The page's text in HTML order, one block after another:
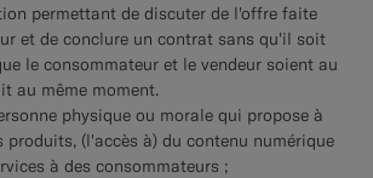
permettant de discuter de l'offre faite
et de conclure un contrat sans qu'il soit
le consommateur et le vendeur soient au
au même moment.
physique ou morale qui propose à
produits, (l'accès à) du contenu numérique
à des consommateurs ;